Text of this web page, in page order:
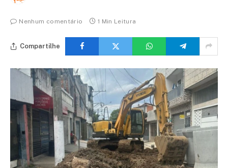
Nenhum comentário 1 Min Leitura
Compartilhe